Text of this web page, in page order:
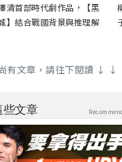
清首部時代劇作品，【黑
】結合戰國背景與推理解
文章，請往下閱讀 ↓ ↓
文章